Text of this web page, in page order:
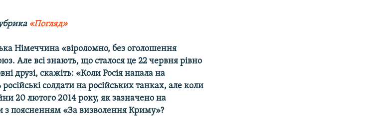
«Погляд»
Німеччина «віроломно, без оголошення
Але всі знають, що сталося це 22 червня рівно
друзі, скажіть: «Коли Росія напала на
російські солдати на російських танках, але коли
20 лютого 2014 року, як зазначено на
з поясненням «За визволення Криму»?